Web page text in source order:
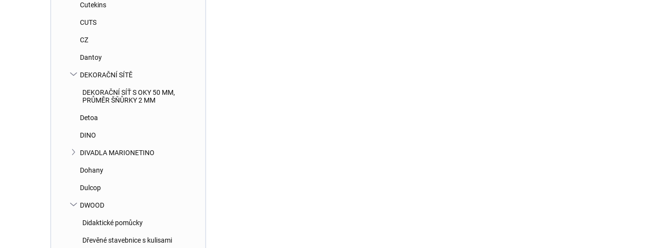
Cutekins
CUTS
CZ
Dantoy
DEKORAČNÍ SÍTĚ
DEKORAČNÍ SÍŤ S OKY 50 MM,
PRŮMĚR ŠŇŮRKY 2 MM
Detoa
DINO
DIVADLA MARIONETINO
Dohany
Dulcop
DWOOD
Didaktické pomůcky
Dřevěné stavebnice s kulisami